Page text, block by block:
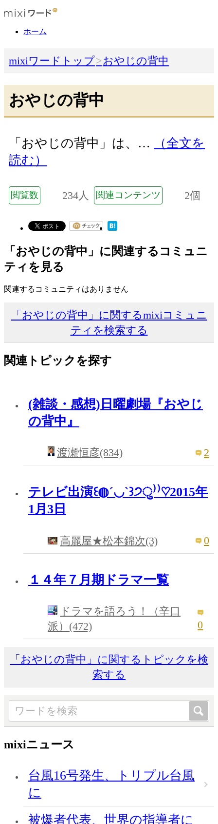
ホーム
mixiワードトップ おやじの背中
おやじの背中
「おやじの背中」は、…
（全文を
読む）
閲覧数 234人 関連コンテンツ 2個
「おやじの背中」に関連するコミュニ
ティを見る
関連するコミュニティはありません
「おやじの背中」に関するmixiコミュニ
ティを検索する
関連トピックを探す
(雑談・感想)日曜劇場『おやじ
の背中』
渡瀬恒彦(834) 2
テレビ出演꒰◍ˊ◡ˋ꒱੭ु⁾⁾♡2015年
1月3日
高麗屋★松本錦次(3) 0
１４年７月期ドラマ一覧
ドラマを語ろう！（辛口
派）(472)
0
「おやじの背中」に関するトピックを検
索する
mixiニュース
台風16号発生、トリプル台風
に
被爆者代表、世界の指導者に